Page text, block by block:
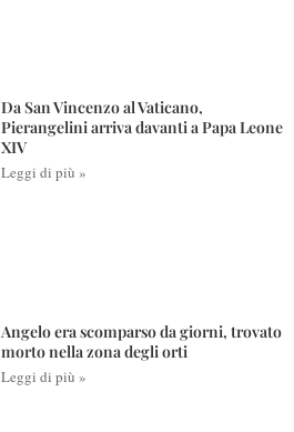
Da San Vincenzo al Vaticano,
Pierangelini arriva davanti a Papa Leone
XIV
Leggi di più »
Angelo era scomparso da giorni, trovato
morto nella zona degli orti
Leggi di più »